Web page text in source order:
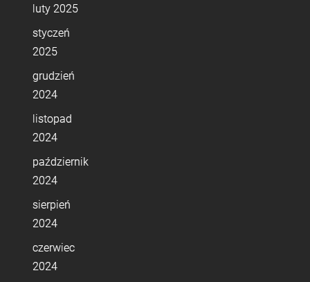
luty 2025
styczeń
2025
grudzień
2024
listopad
2024
październik
2024
sierpień
2024
czerwiec
2024